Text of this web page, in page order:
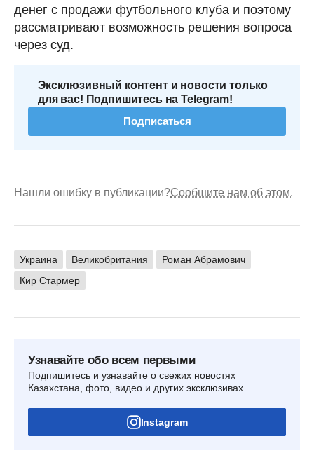
денег с продажи футбольного клуба и поэтому
рассматривают возможность решения вопроса
через суд.
Эксклюзивный контент и новости только
для вас! Подпишитесь на Telegram!
Подписаться
Нашли ошибку в публикации?Сообщите нам об этом.
Украина Великобритания
Роман Абрамович
Кир Стармер
Узнавайте обо всем первыми
Подпишитесь и узнавайте о свежих новостях
Казахстана, фото, видео и других эксклюзивах
Instagram